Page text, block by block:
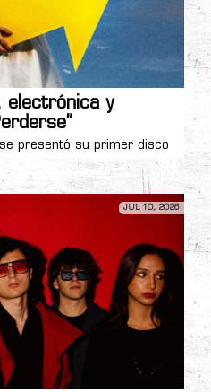
electrónica y
presentó su primer disco
JUL 10, 2026